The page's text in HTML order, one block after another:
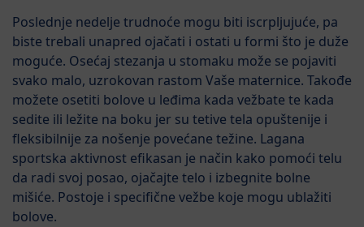
Poslednje nedelje trudnoće mogu biti iscrpljujuće, pa
biste trebali unapred ojačati i ostati u formi što je duže
moguće. Osećaj stezanja u stomaku može se pojaviti
svako malo, uzrokovan rastom Vaše maternice. Takođe
možete osetiti bolove u leđima kada vežbate te kada
sedite ili ležite na boku jer su tetive tela opuštenije i
fleksibilnije za nošenje povećane težine. Lagana
sportska aktivnost efikasan je način kako pomoći telu
da radi svoj posao, ojačajte telo i izbegnite bolne
mišiće. Postoje i specifične vežbe koje mogu ublažiti
bolove.